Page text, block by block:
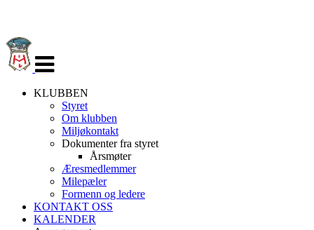
navigasjon
KLUBBEN
Styret
Om klubben
Miljøkontakt
Dokumenter fra styret
Årsmøter
Æresmedlemmer
Milepæler
Formenn og ledere
KONTAKT OSS
KALENDER